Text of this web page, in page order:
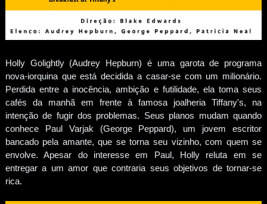
Holly Golightly (Audrey Hepburn) é uma garota de programa
nova-iorquina que está decidida a casar-se com um milionário.
Perdida entre a inocência, ambição e futilidade, ela toma seus
cafés da manhã em frente à famosa joalheria Tiffany's, na
intenção de fugir dos problemas. Seus planos mudam quando
conhece Paul Varjak (George Peppard), um jovem escritor
bancado pela amante, que se torna seu vizinho, com quem se
envolve. Apesar do interesse em Paul, Holly reluta em se
entregar a um amor que contraria seus objetivos de tornar-se
rica.